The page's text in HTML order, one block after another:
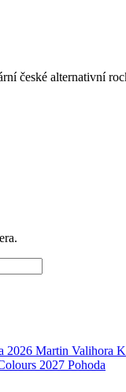
české alternativní
2026 Martin Valihora
2027 Pohoda